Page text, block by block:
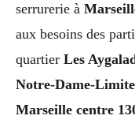
serrurerie à
aux besoins des
quartier Les
Notre-Dame-Limite
Marseille centre